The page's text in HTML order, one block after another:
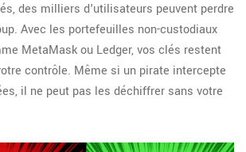
des milliers d'utilisateurs peuvent perdre
Avec les portefeuilles non-custodiaux
MetaMask ou Ledger, vos clés restent
contrôle. Même si un pirate intercepte
il ne peut pas les déchiffrer sans votre